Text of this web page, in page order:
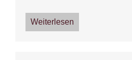
Weiterlesen